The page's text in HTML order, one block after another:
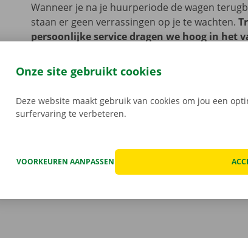
Wanneer je na je huurperiode de wagen
staan er geen verrassingen op je te wachten.
persoonlijke service dragen we hoog in het
van pechverhelping binnen heel Europa. Zo
Onze site gebruikt cookies
Deze website maakt gebruik van cookies om jou een
surfervaring te verbeteren.
VOORKEUREN AANPASSEN